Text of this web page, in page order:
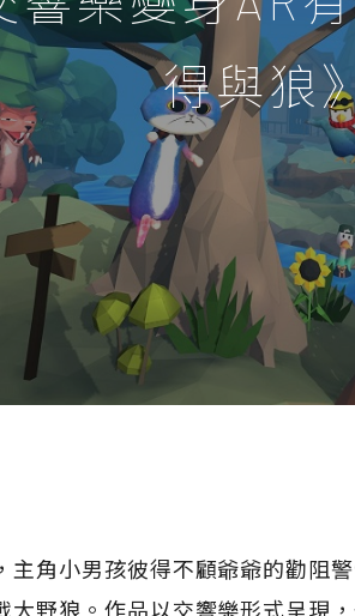
得與狼》
角小男孩彼得不顧爺爺的勸阻
野狼。作品以交響樂形式呈現